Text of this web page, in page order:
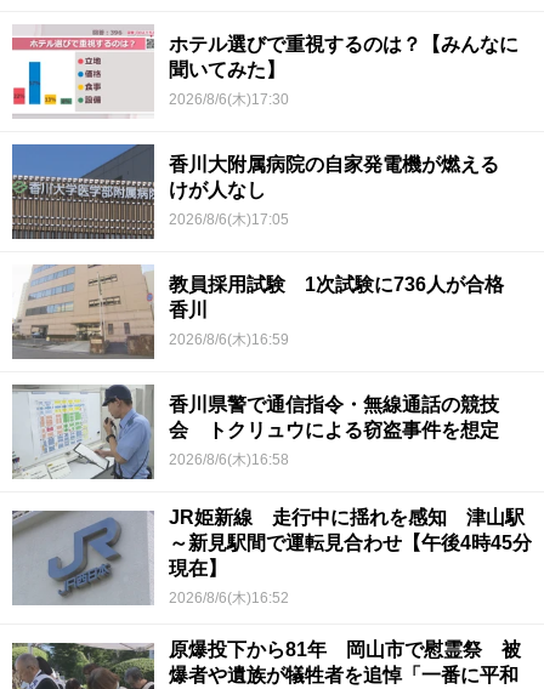
ホテル選びで重視するのは？【みんなに
聞いてみた】
2026/8/6(木)17:30
香川大附属病院の自家発電機が燃える
けが人なし
2026/8/6(木)17:05
教員採用試験 1次試験に736人が合格
香川
2026/8/6(木)16:59
香川県警で通信指令・無線通話の競技
会 トクリュウによる窃盗事件を想定
2026/8/6(木)16:58
JR姫新線 走行中に揺れを感知 津山駅
～新見駅間で運転見合わせ【午後4時45分
現在】
2026/8/6(木)16:52
原爆投下から81年 岡山市で慰霊祭 被
爆者や遺族が犠牲者を追悼「一番に平和